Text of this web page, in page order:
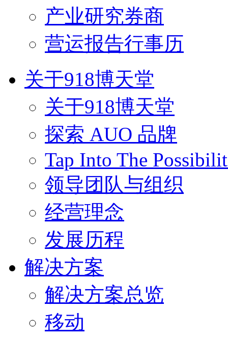
产业研究券商
营运报告行事历
关于918博天堂
关于918博天堂
探索 AUO 品牌
Tap Into The
领导团队与组织
经营理念
发展历程
解决方案
解决方案总览
移动